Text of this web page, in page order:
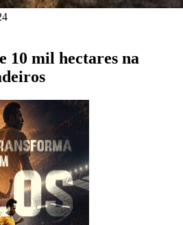
10 mil hectares na